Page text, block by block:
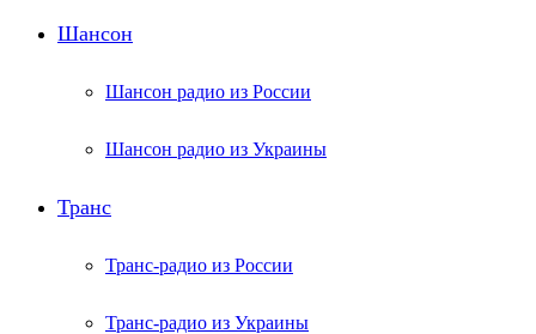
Шансон
Шансон радио из России
Шансон радио из Украины
Транс
Транс-радио из России
Транс-радио из Украины